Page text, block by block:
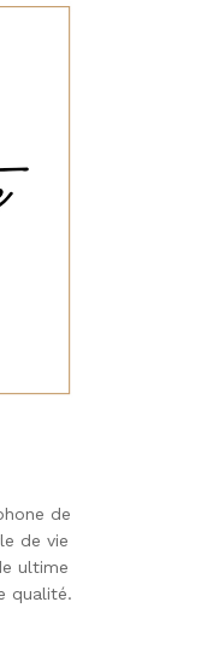
de
de vie
ultime
qualité.